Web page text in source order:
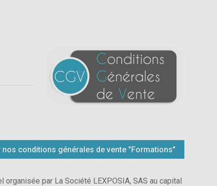
nos conditions générales de vente "Formations"
par La Société LEXPOSIA, SAS au capital